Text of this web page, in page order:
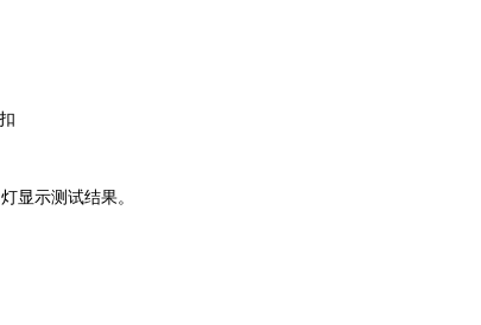
显示测试结果。